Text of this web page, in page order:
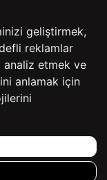
geliştirmek,
reklamlar
etmek ve
anlamak için